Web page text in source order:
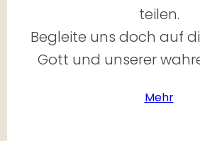
teilen.
Begleite uns doch auf
Gott und unserer
Mehr